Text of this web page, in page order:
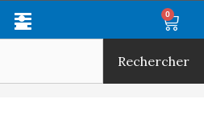
Main
0
Rechercher